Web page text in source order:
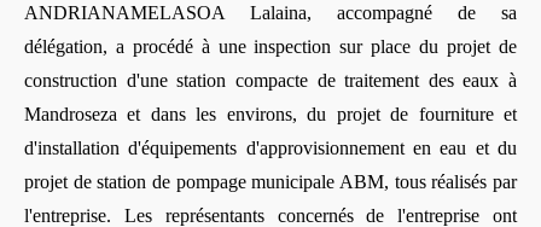
ANDRIANAMELASOA Lalaina, accompagné de sa
délégation, a procédé à une inspection sur place du projet de
construction d'une station compacte de traitement des eaux à
Mandroseza et dans les environs, du projet de fourniture et
d'installation d'équipements d'approvisionnement en eau et du
projet de station de pompage municipale ABM, tous réalisés par
l'entreprise. Les représentants concernés de l'entreprise ont